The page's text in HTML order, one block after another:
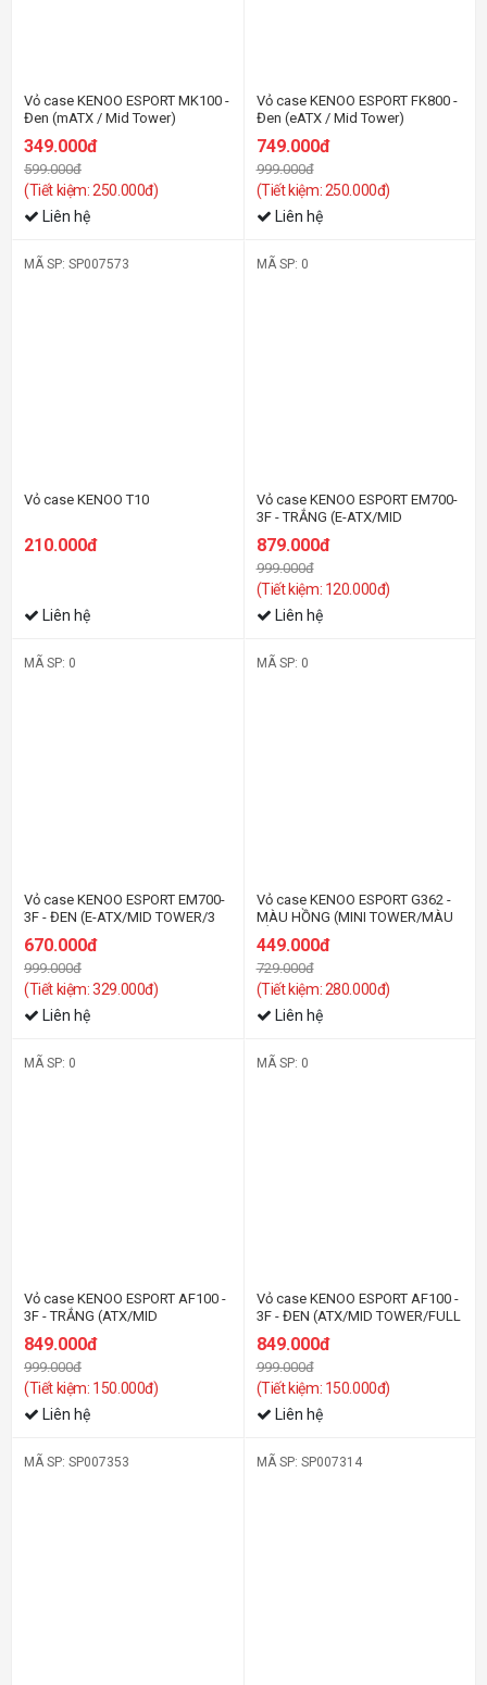
Vỏ case KENOO ESPORT MK100 -
Đen (mATX / Mid Tower)
349.000đ
599.000đ
(Tiết kiệm: 250.000đ)
Liên hệ
Vỏ case KENOO ESPORT FK800 -
Đen (eATX / Mid Tower)
749.000đ
999.000đ
(Tiết kiệm: 250.000đ)
Liên hệ
MÃ SP: SP007573
Vỏ case KENOO T10
210.000đ
Liên hệ
MÃ SP: 0
Vỏ case KENOO ESPORT EM700-
3F - TRẮNG (E-ATX/MID
TOWER/3 QUẠT)
879.000đ
999.000đ
(Tiết kiệm: 120.000đ)
Liên hệ
MÃ SP: 0
Vỏ case KENOO ESPORT EM700-
3F - ĐEN (E-ATX/MID TOWER/3
670.000đ
999.000đ
(Tiết kiệm: 329.000đ)
Liên hệ
MÃ SP: 0
Vỏ case KENOO ESPORT G362 -
MÀU HỒNG (MINI TOWER/MÀU
449.000đ
729.000đ
(Tiết kiệm: 280.000đ)
Liên hệ
MÃ SP: 0
Vỏ case KENOO ESPORT AF100 -
3F - TRẮNG (ATX/MID
TOWER/FULL THÉP/3 QUẠT)
849.000đ
999.000đ
(Tiết kiệm: 150.000đ)
Liên hệ
MÃ SP: 0
Vỏ case KENOO ESPORT AF100 -
3F - ĐEN (ATX/MID TOWER/FULL
THÉP/3 QUẠT)
849.000đ
999.000đ
(Tiết kiệm: 150.000đ)
Liên hệ
MÃ SP: SP007353 MÃ SP: SP007314